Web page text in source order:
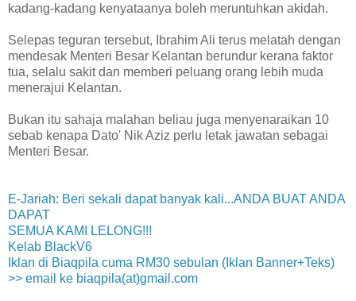
kadang-kadang kenyataanya boleh meruntuhkan akidah.
Selepas teguran tersebut, Ibrahim Ali terus melatah dengan
mendesak Menteri Besar Kelantan berundur kerana faktor
tua, selalu sakit dan memberi peluang orang lebih muda
menerajui Kelantan.
Bukan itu sahaja malahan beliau juga menyenaraikan 10
sebab kenapa Dato' Nik Aziz perlu letak jawatan sebagai
Menteri Besar.
E-Jariah: Beri sekali dapat banyak kali...ANDA BUAT ANDA
DAPAT
SEMUA KAMI LELONG!!!
Kelab BlackV6
Iklan di Biaqpila cuma RM30 sebulan (Iklan Banner+Teks)
>> email ke biaqpila(at)gmail.com